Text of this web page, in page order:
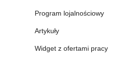
Program lojalnościowy
Artykuły
Widget z ofertami pracy